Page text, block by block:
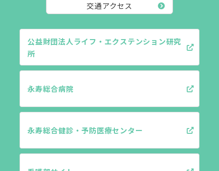
交通アクセス
公益財団法人ライフ・エクステンション研究
所
永寿総合病院
永寿総合健診・予防医療センター